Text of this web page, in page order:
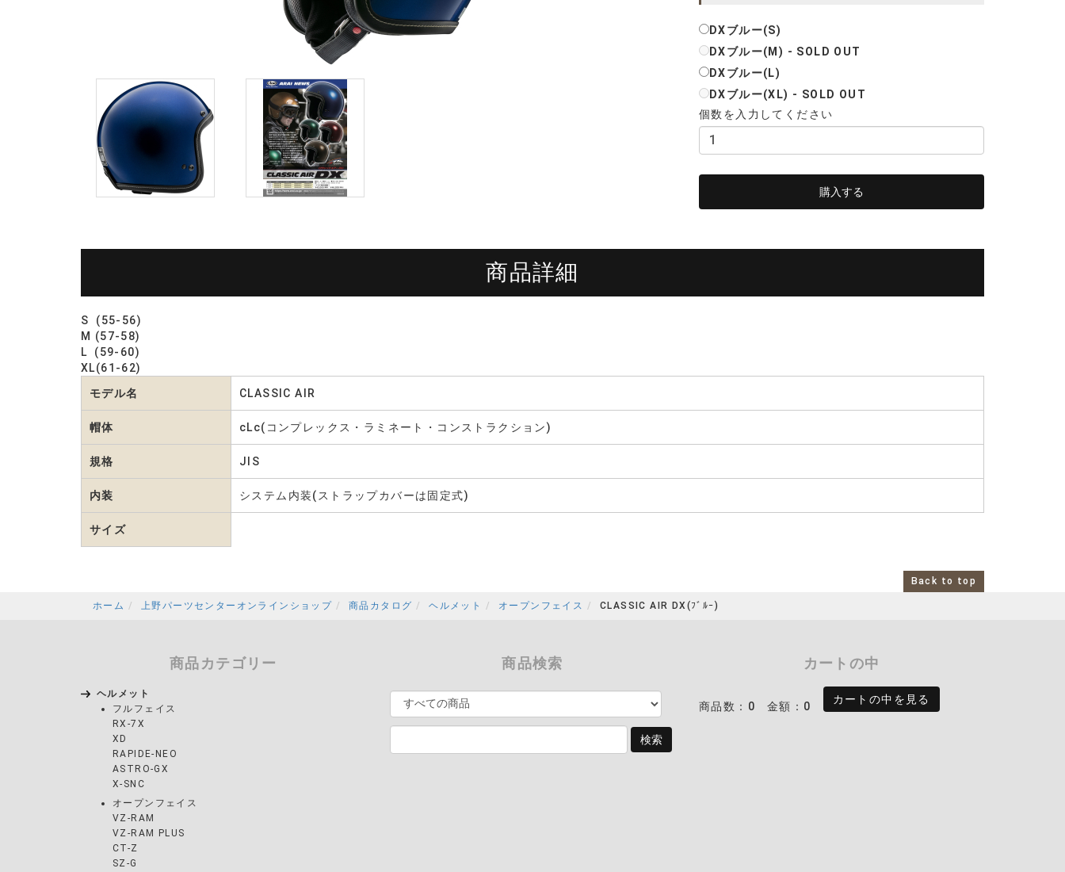
DXブルー(S)
DXブルー(M) - SOLD OUT
DXブルー(L)
DXブルー(XL) - SOLD OUT
個数を入力してください
商品詳細
S (55-56)
M (57-58)
L (59-60)
XL(61-62)
モデル名
CLASSIC AIR
帽体 cLc(コンプレックス・ラミネート・コンストラクション)
規格 JIS
内装 システム内装(ストラップカバーは固定式)
サイズ
Back to top
ホーム 上野パーツセンターオンラインショップ 商品カタログ ヘルメット オープンフェイス CLASSIC AIR DX(ﾌﾞﾙｰ)
商品カテゴリー
ヘルメット
フルフェイス
RX-7X
XD
RAPIDE-NEO
ASTRO-GX
X-SNC
オープンフェイス
VZ-RAM
VZ-RAM PLUS
CT-Z
SZ-G
商品検索 カートの中
商品数：0 金額：0
カートの中を見る